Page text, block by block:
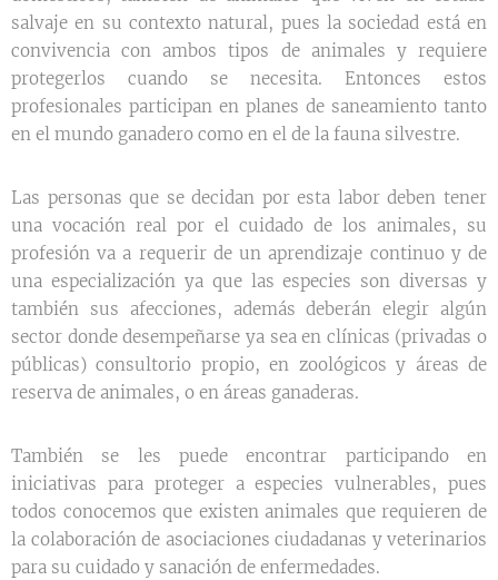
salvaje en su contexto natural, pues la sociedad está en
convivencia con ambos tipos de animales y requiere
protegerlos cuando se necesita. Entonces estos
profesionales participan en planes de saneamiento tanto
en el mundo ganadero como en el de la fauna silvestre.
Las personas que se decidan por esta labor deben tener
una vocación real por el cuidado de los animales, su
profesión va a requerir de un aprendizaje continuo y de
una especialización ya que las especies son diversas y
también sus afecciones, además deberán elegir algún
sector donde desempeñarse ya sea en clínicas (privadas o
públicas) consultorio propio, en zoológicos y áreas de
reserva de animales, o en áreas ganaderas.
También se les puede encontrar participando en
iniciativas para proteger a especies vulnerables, pues
todos conocemos que existen animales que requieren de
la colaboración de asociaciones ciudadanas y veterinarios
para su cuidado y sanación de enfermedades.